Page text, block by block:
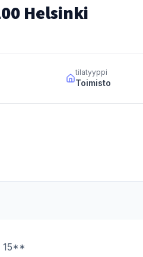
Helsinki
tilatyyppi
Toimisto
15**